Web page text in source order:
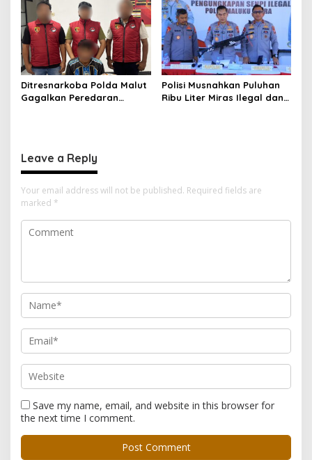
serta Keselamatan Berlalu
Lintas
Wilayah Morotai
Ditresnarkoba Polda Malut
Gagalkan Peredaran
Polisi Musnahkan Puluhan
Ribu Liter Miras Ilegal dan
Leave a Reply
Your email address will not be published. Required fields are
marked *
Save my name, email, and website in this browser for
the next time I comment.